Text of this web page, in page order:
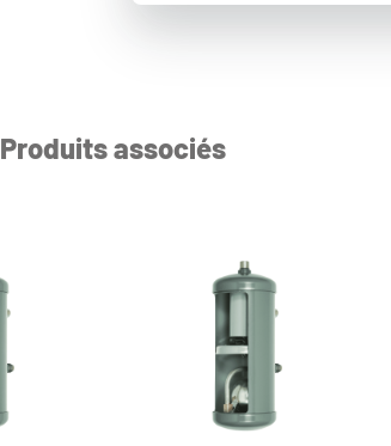
Produits associés